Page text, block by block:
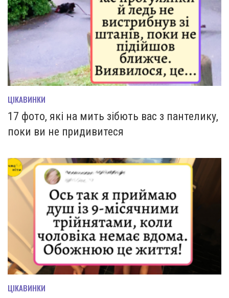
ЦІКАВИНКИ
17 фото, які на мить зiбють вас з пантелику,
поки ви не придивитеся
ЦІКАВИНКИ